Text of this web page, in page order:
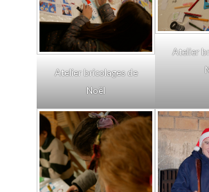
Atelier bricolages de
Noël
Atelier